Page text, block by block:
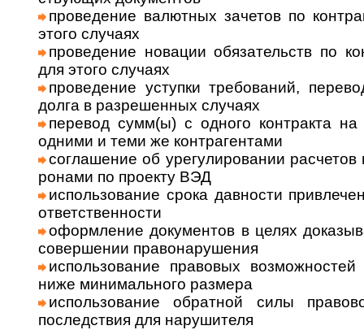
прове­дение валют­ных заче­тов по
этого слу­чаях
прове­дение новации обязательств по
для этого слу­чаях
прове­дение уступки требований,
долга в раз­ре­шен­ных слу­чаях
перевод сумм(ы) с одного контракта на
одними и теми же контр­агентами
соглашение об урегулировании
ро­нами по про­екту ВЭД
использование срока дав­но­сти
ответ­ст­вен­но­сти
оформ­ле­ние доку­мен­тов в целях
совер­ше­нии право­нару­ше­ния
исполь­зо­ва­ние пра­во­вых
ниже мини­маль­ного раз­мера
исполь­зова­ние обрат­ной силы
послед­ствия для нару­ши­теля